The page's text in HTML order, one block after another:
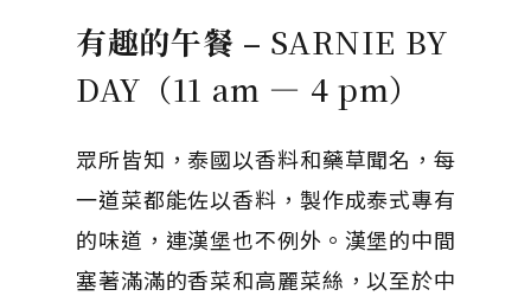
有趣的午餐 – SARNIE BY
DAY（11 am — 4 pm）
眾所皆知，泰國以香料和藥草聞名，每
一道菜都能佐以香料，製作成泰式專有
的味道，連漢堡也不例外。漢堡的中間
塞著滿滿的香菜和高麗菜絲，以至於中